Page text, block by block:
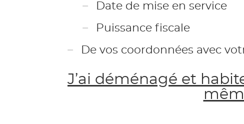
Date de mise en service
Puissance fiscale
De vos coordonnées avec
J’ai déménagé et